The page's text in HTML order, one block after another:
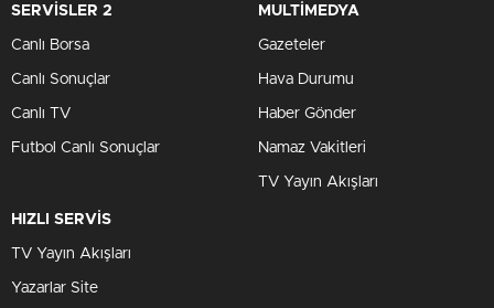
SERVİSLER 2
Canlı Borsa
Canlı Sonuçlar
Canlı TV
Futbol Canlı Sonuçlar
MULTİMEDYA
Gazeteler
Hava Durumu
Haber Gönder
Namaz Vakitleri
TV Yayın Akışları
HIZLI SERVİS
TV Yayın Akışları
Yazarlar Site